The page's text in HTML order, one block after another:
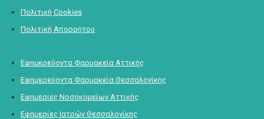
Πολιτική Cookies
Πολιτική Απορρήτου
Εφημερεύοντα Φαρμακεία Αττικής
Εφημερεύοντα Φαρμακεία Θεσσαλονίκης
Εφημερίες Νοσοκομείων Αττικής
Εφημερίες Ιατρών Θεσσαλονίκης